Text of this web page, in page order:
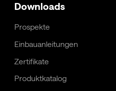
Downloads
Prospekte
Einbauanleitungen
Zertifikate
Produktkatalog